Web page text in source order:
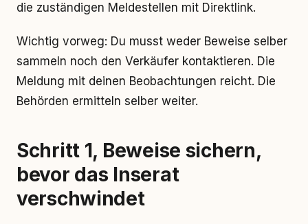
die zuständigen Meldestellen mit Direktlink.
Wichtig vorweg: Du musst weder Beweise selber
sammeln noch den Verkäufer kontaktieren. Die
Meldung mit deinen Beobachtungen reicht. Die
Behörden ermitteln selber weiter.
Schritt 1, Beweise sichern,
bevor das Inserat
verschwindet